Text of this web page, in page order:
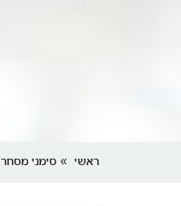
ראשי סימני מסחר